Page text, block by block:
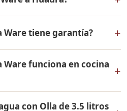
disponibles y facilidades
10% de inicial.
Perú. El pago es contra
Ware tiene garantía? +
Todos los
fabricados en acero
de la más alta calidad.
Ware funciona en cocina +
con Olla de 3.5 litros